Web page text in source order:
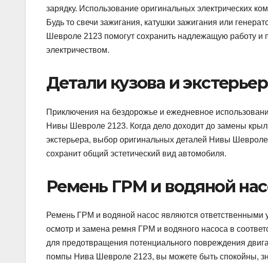
зарядку. Использование оригинальных электрических
Будь то свечи зажигания, катушки зажигания или
Шевроле 2123 помогут сохранить надлежащую работу и
электричеством.
Детали кузова и
Приключения на бездорожье и ежедневное
Нивы Шевроле 2123. Когда дело доходит до замены
экстерьера, выбор оригинальных деталей Нивы
сохранит общий эстетический вид автомобиля.
Ремень ГРМ и водяной
Ремень ГРМ и водяной насос являются
осмотр и замена ремня ГРМ и водяного насоса в
для предотвращения потенциального повреждения
помпы Нива Шевроле 2123, вы можете быть спокойны,